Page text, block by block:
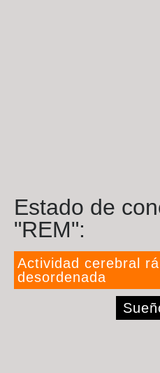
Estado de
"REM":
Actividad cerebral
desordenada